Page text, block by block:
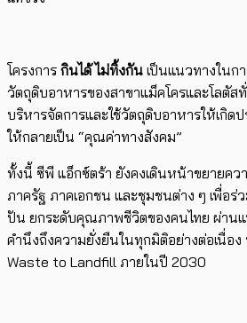
โครงการ กินได้ ไม่ทิ้งกัน เป็นแนวทางในก
วัตถุดิบอาหารของสาขาแม็คโครและโลตัส
บริหารจัดการและใช้วัตถุดิบอาหารให้เกิด
ให้กลายเป็น “คุณค่าทางสังคม”
ทั้งนี้ ซีพี แอ็กซ์ตร้า ยังคงเดินหน้าขยายค
ภาครัฐ ภาคเอกชน และชุมชนต่าง ๆ เพื่อร่
ปัน ยกระดับคุณภาพชีวิตของคนไทย ผ่านแ
คำนึงถึงความยั่งยืนในทุกมิติอย่างต่อเนื่อ
Waste to Landfill ภายในปี 2030